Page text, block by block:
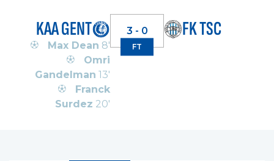
KAA GENT
Max Dean 8'
Omri
Gandelman 13'
Franck
Surdez 20'
3 - 0
FT
FK TSC